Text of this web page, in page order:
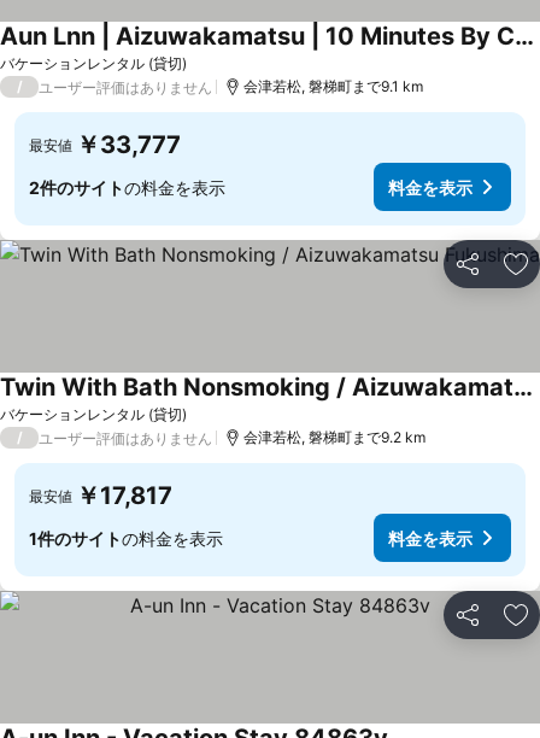
バケーションレンタル (貸切)
Aun Lnn | Aizuwakamatsu | 10 Minutes By Car To Po / Aizuwakamatsu Fukushima
/ ユーザー評価はありません 会津若松, 磐梯町まで9.1 km
最安値 ￥33,777
2件のサイトの料金を表示 料金を表示
シェア お
バケーションレンタル (貸切)
Twin With Bath Nonsmoking / Aizuwakamatsu Fukushima
/ ユーザー評価はありません 会津若松, 磐梯町まで9.2 km
最安値 ￥17,817
1件のサイトの料金を表示 料金を表示
シェア お